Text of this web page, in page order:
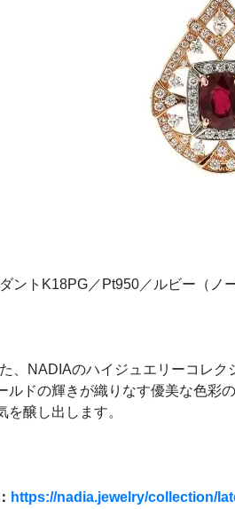
ントK18PG／Pt950／ルビー（ノ
、NADIAのハイジュエリーコレ
ルドの輝きが織りなす優美な色
醸し出します。
https://nadia.jewelry/collection/